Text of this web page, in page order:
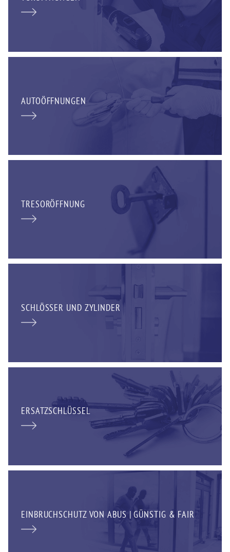
AUTOÖFFNUNGEN
TRESORÖFFNUNG
SCHLÖSSER UND ZYLINDER
ERSATZSCHLÜSSEL
EINBRUCHSCHUTZ VON ABUS | GÜNSTIG & FAIR